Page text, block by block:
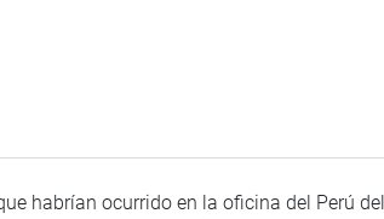
habrían ocurrido en la oficina del Perú